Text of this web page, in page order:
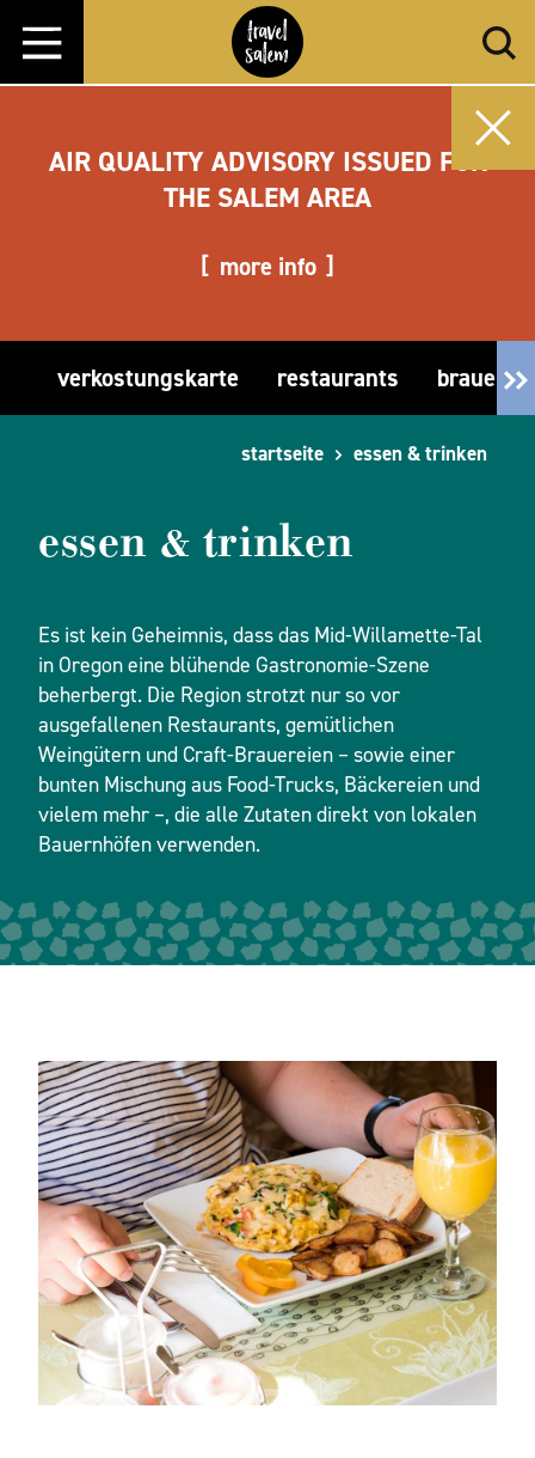
Zum Inhalt springen
AIR QUALITY ADVISORY ISSUED FOR
THE SALEM AREA
more info
verkostungskarte restaurants
startseite essen & trinken
essen & trinken
Es ist kein Geheimnis, dass das Mid-Willamette-Tal
in Oregon eine blühende Gastronomie-Szene
beherbergt. Die Region strotzt nur so vor
ausgefallenen Restaurants, gemütlichen
Weingütern und Craft-Brauereien – sowie einer
bunten Mischung aus Food-Trucks, Bäckereien und
vielem mehr –, die alle Zutaten direkt von lokalen
Bauernhöfen verwenden.